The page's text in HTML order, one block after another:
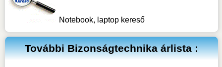
Notebook, laptop kereső
TovábbiBizonságtechnikaárlista :